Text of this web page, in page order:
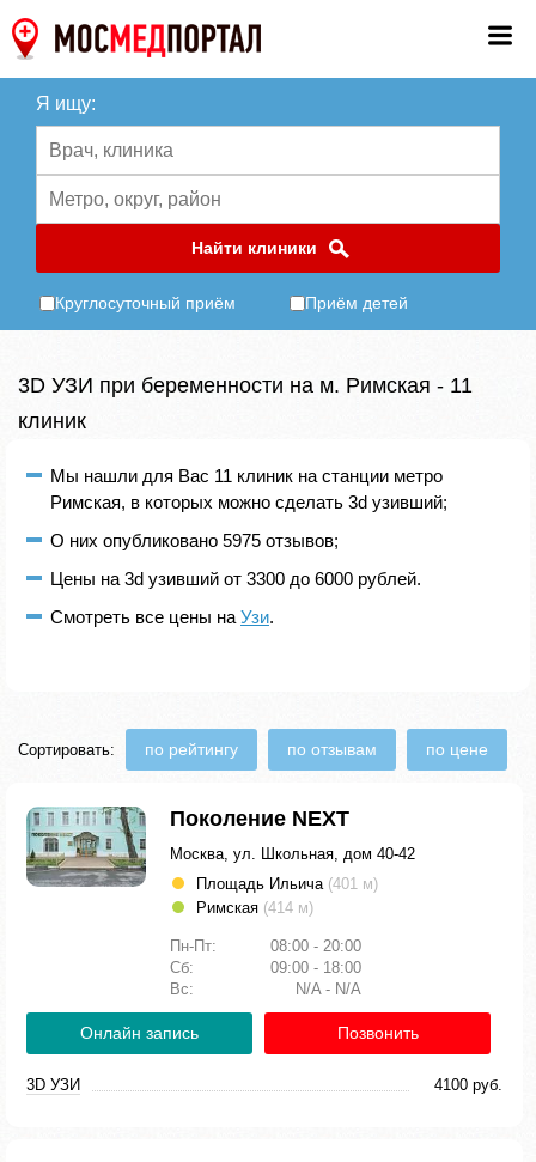
Я ищу:
Найти клиники
Круглосуточный приём Приём детей
3D УЗИ при беременности на м. Римская - 11
клиник
Мы нашли для Вас 11 клиник на станции метро
Римская, в которых можно сделать 3d узивший;
О них опубликовано 5975 отзывов;
Цены на 3d узивший от 3300 до 6000 рублей.
Смотреть все цены на Узи.
Сортировать: по рейтингу по отзывам по цене
Поколение NEXT
Москва, ул. Школьная, дом 40-42
Площадь Ильича (401 м)
Римская (414 м)
Пн-Пт:
08:00 - 20:00
Сб:
09:00 - 18:00
Вс:
N/A - N/A
Онлайн запись Позвонить
3D УЗИ 4100 руб.